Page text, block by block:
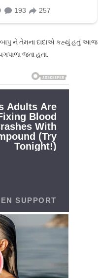
બાપુ ને તેમના દાદાએ કહ્યું હતું આજ
જતા હતા.